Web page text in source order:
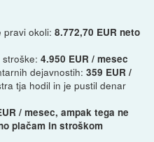
pravi okoli:8.772,70 EUR neto
stroške:4.950 EUR / mesec
dejavnostih:359 EUR /
tja hodil in je pustil denar
/ mesec, ampak tega ne
plačam in stroškom